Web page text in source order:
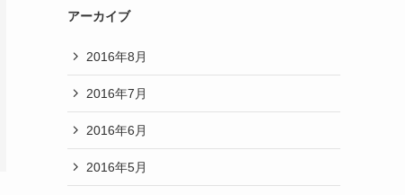
アーカイブ
2016年8月
2016年7月
2016年6月
2016年5月